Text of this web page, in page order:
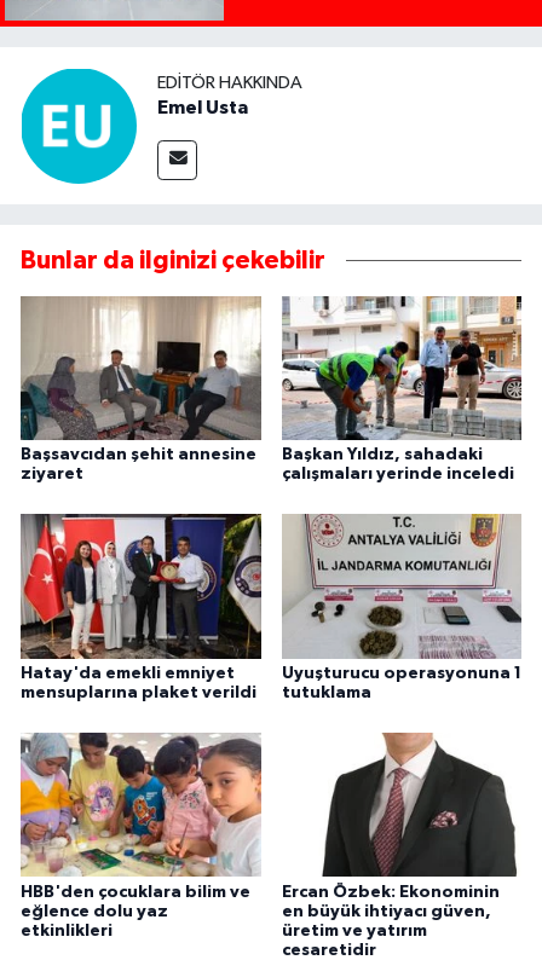
EDITÖR HAKKINDA
Emel Usta
Bunlar da ilginizi çekebilir
Başsavcıdan şehit annesine
ziyaret
Başkan Yıldız, sahadaki
çalışmaları yerinde inceledi
Hatay'da emekli emniyet
mensuplarına plaket verildi
Uyuşturucu operasyonuna 1
tutuklama
HBB'den çocuklara bilim ve
eğlence dolu yaz
etkinlikleri
Ercan Özbek: Ekonominin
en büyük ihtiyacı güven,
üretim ve yatırım
cesaretidir